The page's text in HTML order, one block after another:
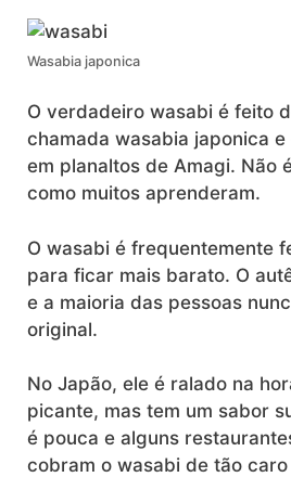
Wasabia japonica
O verdadeiro wasabi é feito
chamada wasabia japonica
em planaltos de Amagi. Não
como muitos aprenderam.
O wasabi é frequentemente
para ficar mais barato. O
e a maioria das pessoas
original.
No Japão, ele é ralado na
picante, mas tem um sabor
é pouca e alguns
cobram o wasabi de tão